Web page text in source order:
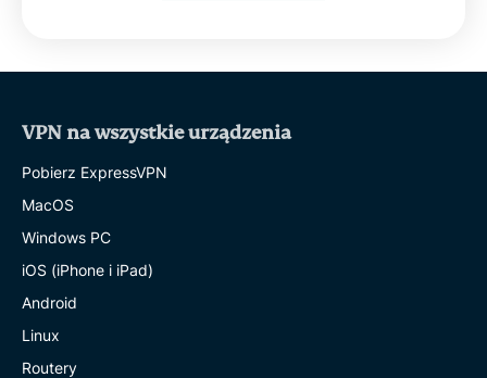
VPN na wszystkie urządzenia
Pobierz ExpressVPN
MacOS
Windows PC
iOS (iPhone i iPad)
Android
Linux
Routery